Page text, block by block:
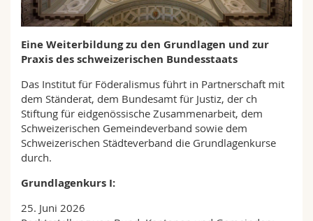
Math.-Nat. und Med. Fak.
Interfakultär
Mitarbeitende
Doktorierende
Webmail
Vorlesungsverzeichnis
MyUnifr
Eine Weiterbildung zu den Grundlagen und zur
Praxis des schweizerischen Bundesstaats
Das Institut für Föderalismus führt in Partnerschaft mit
dem Ständerat, dem Bundesamt für Justiz, der ch
Stiftung für eidgenössische Zusammenarbeit, dem
Schweizerischen Gemeindeverband sowie dem
Schweizerischen Städteverband die Grundlagenkurse
durch.
Grundlagenkurs I:
25. Juni 2026